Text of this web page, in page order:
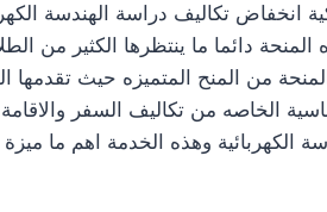
تكاليف دراسة الهندسة
دائما ما ينتظرها الكثير من
من المنح المتميزه حيث
الخاصه من تكاليف السفر
الكهربائية وهذه الخدمة اهم ما